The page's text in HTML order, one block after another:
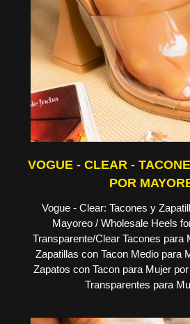
VOGUE - CLEAR -
POR
Vogue - Clear: Tacones y
Mayoreo / Wholesale Heels
Transparente/Clear Tacones para
Zapatillas con Tacon Medio para
Zapatos con Tacon para Mujer
Transparentes para